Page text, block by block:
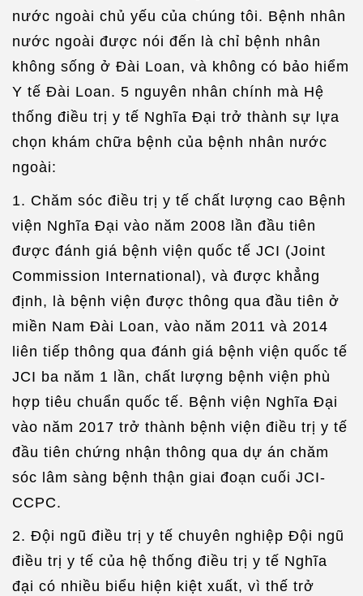
nước ngoài chủ yếu của chúng tôi. Bệnh nhân
nước ngoài được nói đến là chỉ bệnh nhân
không sống ở Đài Loan, và không có bảo hiểm
Y tế Đài Loan. 5 nguyên nhân chính mà Hệ
thống điều trị y tế Nghĩa Đại trở thành sự lựa
chọn khám chữa bệnh của bệnh nhân nước
ngoài:
1. Chăm sóc điều trị y tế chất lượng cao Bệnh
viện Nghĩa Đại vào năm 2008 lần đầu tiên
được đánh giá bệnh viện quốc tế JCI (Joint
Commission International), và được khẳng
định, là bệnh viện được thông qua đầu tiên ở
miền Nam Đài Loan, vào năm 2011 và 2014
liên tiếp thông qua đánh giá bệnh viện quốc tế
JCI ba năm 1 lần, chất lượng bệnh viện phù
hợp tiêu chuẩn quốc tế. Bệnh viện Nghĩa Đại
vào năm 2017 trở thành bệnh viện điều trị y tế
đầu tiên chứng nhận thông qua dự án chăm
sóc lâm sàng bệnh thận giai đoạn cuối JCI-
CCPC.
2. Đội ngũ điều trị y tế chuyên nghiệp Đội ngũ
điều trị y tế của hệ thống điều trị y tế Nghĩa
đại có nhiều biểu hiện kiệt xuất, vì thế trở